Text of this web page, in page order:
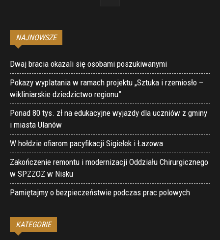
NAJNOWSZE
Dwaj bracia okazali się osobami poszukiwanymi
Pokazy wyplatania w ramach projektu „Sztuka i rzemiosło –
wikliniarskie dziedzictwo regionu”
Ponad 80 tys. zł na edukacyjne wyjazdy dla uczniów z gminy
i miasta Ulanów
W hołdzie ofiarom pacyfikacji Sigiełek i Łazowa
Zakończenie remontu i modernizacji Oddziału Chirurgicznego
w SPZZOZ w Nisku
Pamiętajmy o bezpieczeństwie podczas prac polowych
KATEGORIE